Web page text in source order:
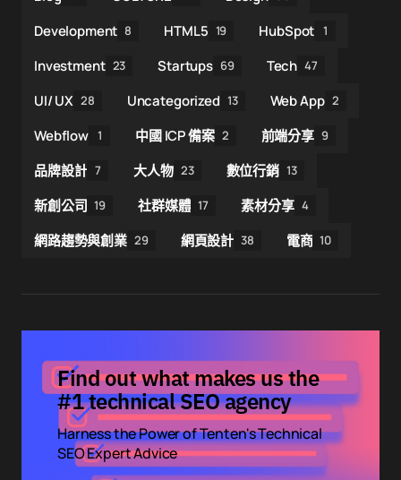
Development 8 HTML5 19 HubSpot 1
Investment 23 Startups 69 Tech 47
UI/ UX 28 Uncategorized 13 Web App 2
Webflow 1 中國 ICP 備案 2 前端分享 9
品牌設計 7 大人物 23 數位行銷 13
新創公司 19 社群媒體 17 素材分享 4
網路趨勢與創業 29 網頁設計 38 電商 10
Find out what makes us the
#1 technical SEO agency
Harness the Power of Tenten's Technical
SEO Expert Advice